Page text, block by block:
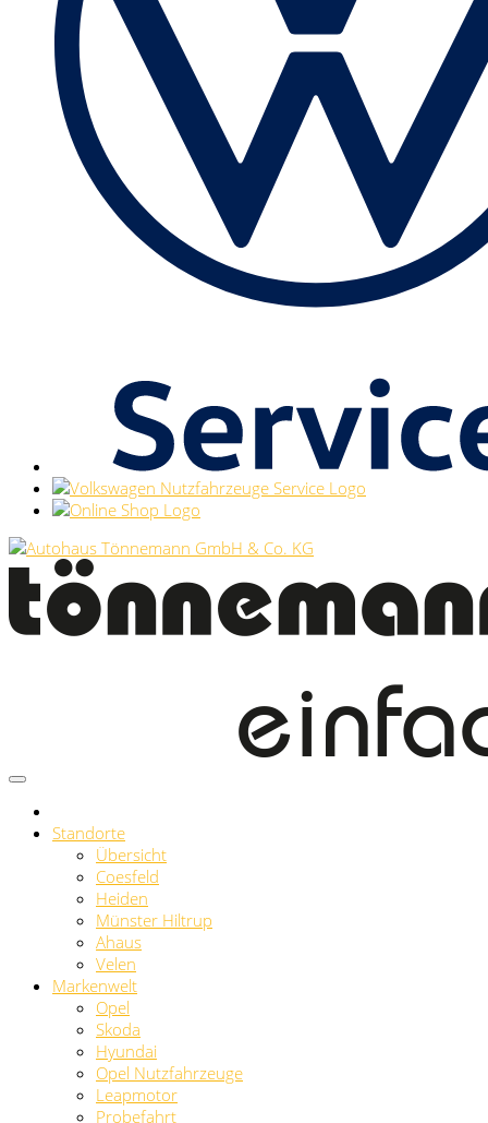
Standorte
Übersicht
Coesfeld
Heiden
Münster Hiltrup
Ahaus
Velen
Markenwelt
Opel
Skoda
Hyundai
Opel Nutzfahrzeuge
Leapmotor
Probefahrt